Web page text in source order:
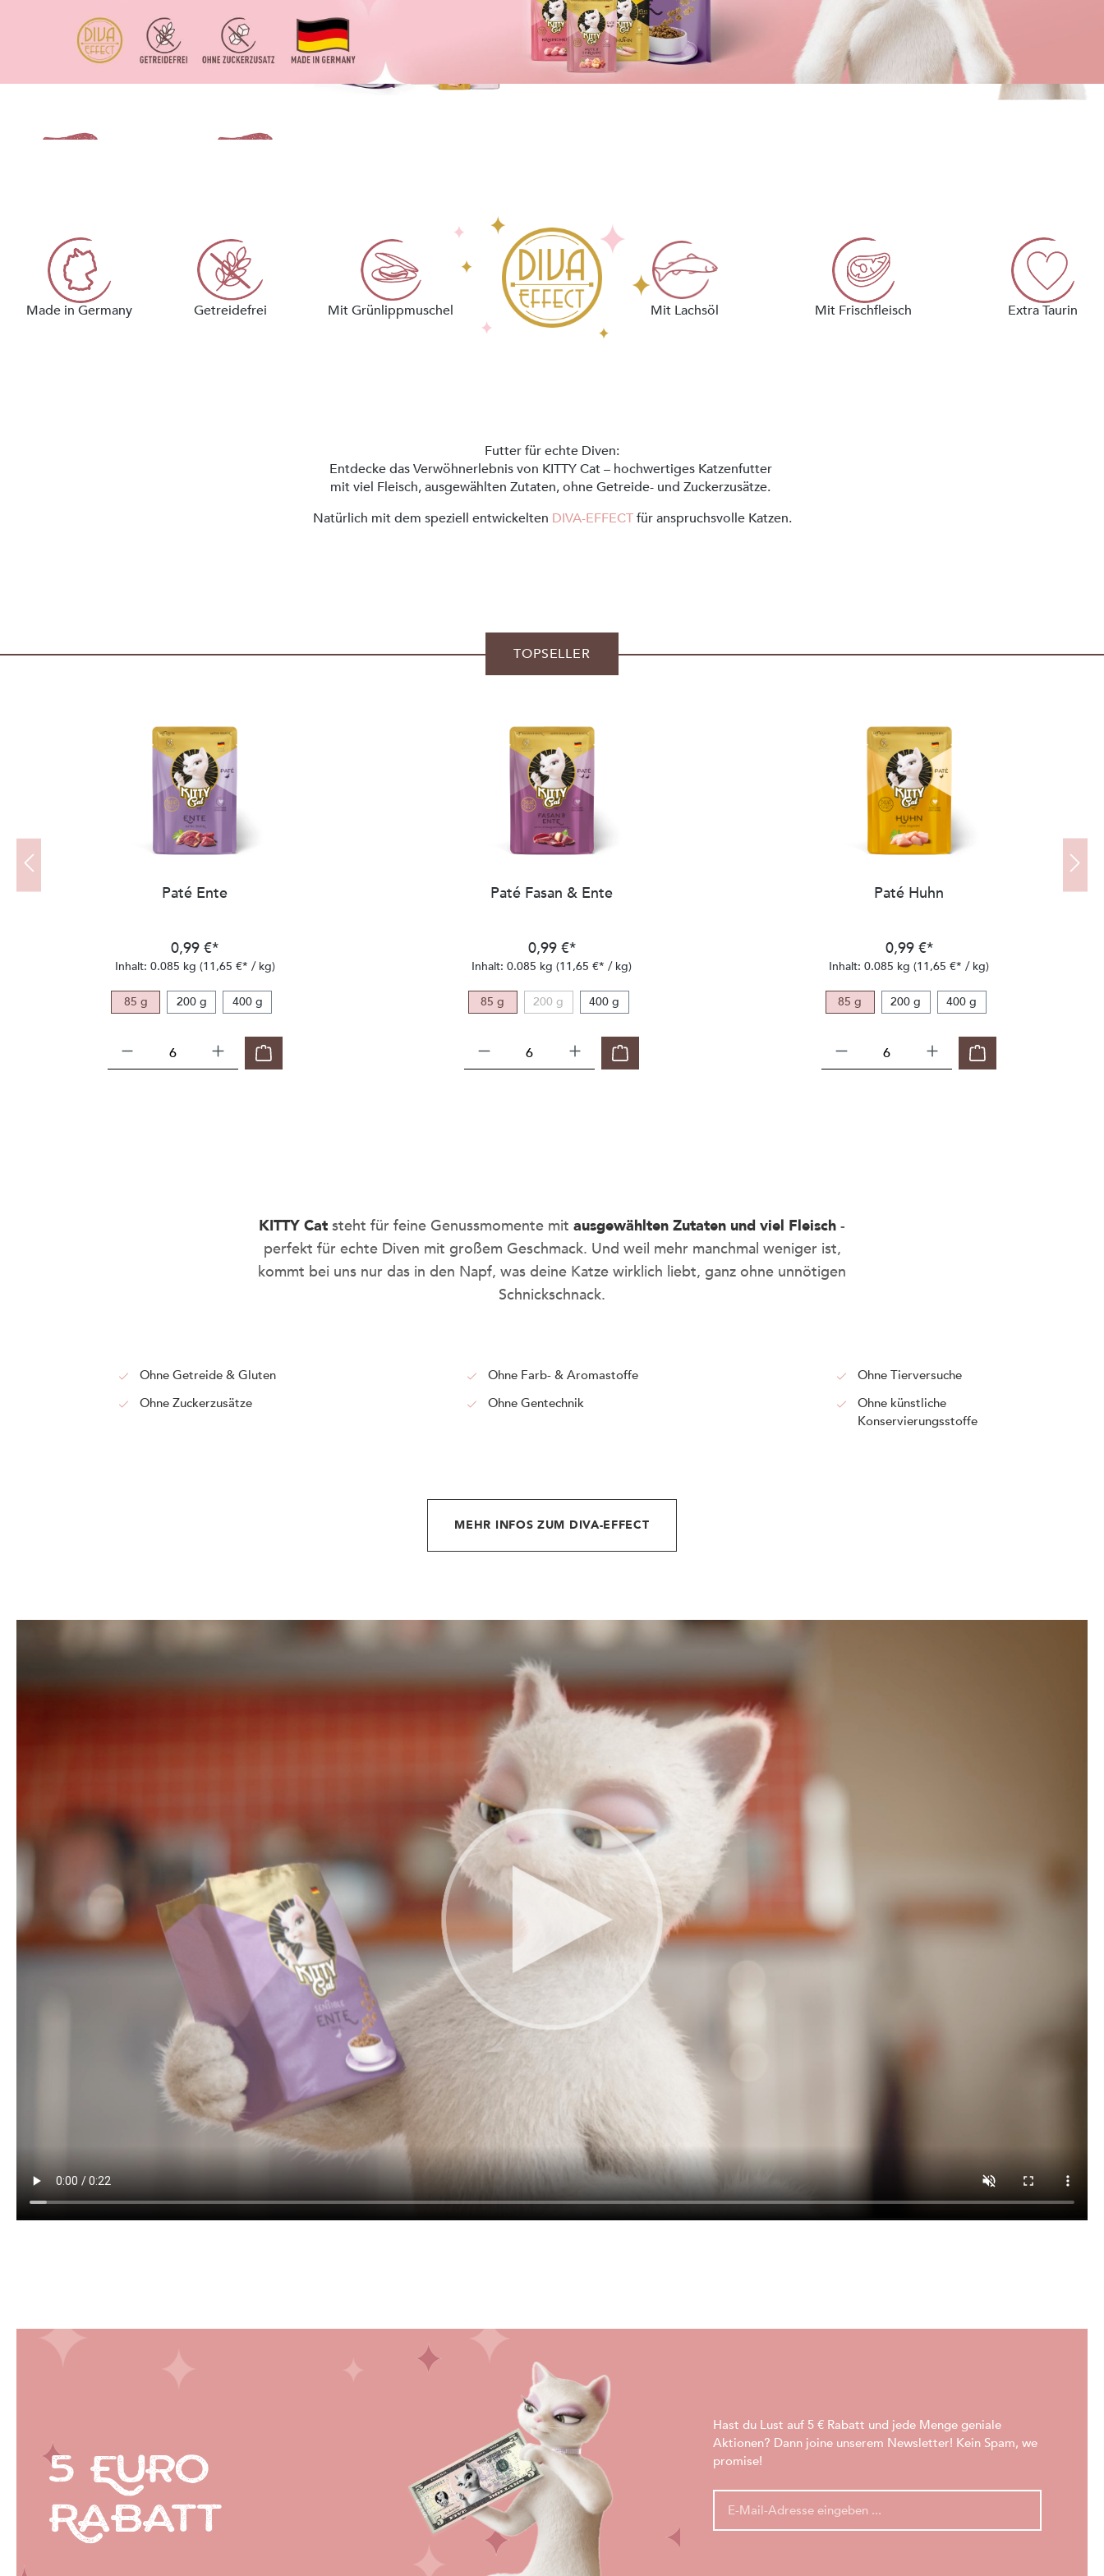
Taste iT
statt 24,99 € bestellen.
Nur für Erstbesteller.
JETZT ENTDECKEN
Mixpakete für Diven,
die Abwechslung
im Napf lieben.
ZUGREIFEN
Made in Germany Getreidefrei Mit Grünlippmuschel Mit Lachsöl Mit Frischfleisch Extra Taurin
Futter für echte Diven:
Entdecke das Verwöhnerlebnis von KITTY Cat – hochwertiges Katzenfutter
mit viel Fleisch, ausgewählten Zutaten, ohne Getreide- und Zuckerzusätze.
Natürlich mit dem speziell entwickelten DIVA-EFFECTfür anspruchsvolle Katzen.
TOPSELLER
Paté Ente
0,99 €*
Inhalt: 0.085 kg (11,65 €* / kg)
85 g 200 g 400 g
Paté Fasan & Ente
0,99 €*
Inhalt:0.085 kg(11,65 €* / kg)
85 g 200 g(Diese Option ist zurzeit nicht verfügbar.)
400 g
Paté Huhn
0,99 €*
Inhalt:0.085 kg(11,65 €* / kg)
85 g 200 g 400 g
be
smart
mit dem KITTY Cat Abo, stressfrei und
KITTY Cat steht für feine Genussmomente mit ausgewählten Zutaten und viel Fleisch -
perfekt für echte Diven mit großem Geschmack. Und weil mehr manchmal weniger ist,
kommt bei uns nur das in den Napf, was deine Katze wirklich liebt, ganz ohne unnötigen
Schnickschnack.
Ohne Getreide & Gluten
Ohne Zuckerzusätze
Ohne Farb- & Aromastoffe
Ohne Gentechnik
Ohne Tierversuche
Ohne künstliche
Konservierungsstoffe
MEHR INFOS ZUM DIVA-EFFECT
5 Euro
Rabatt
Hast du Lust auf 5 € Rabatt und jede Menge geniale
Aktionen? Dann joine unserem Newsletter! Kein Spam, we
promise!